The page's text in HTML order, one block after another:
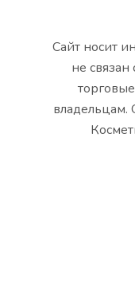
Сайт носит
не связан